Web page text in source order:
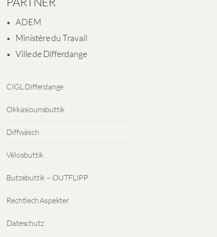
ADEM
Ministère du Travail
Ville de Differdange
CIGL Differdange
Okkasiounsbuttik
Diffwäsch
Vëlosbuttik
Butzebuttik – OUTFLIPP
Rechtlech Aspekter
Dateschutz